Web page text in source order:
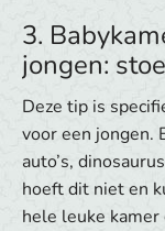
3.
jongen:
Deze tip is
voor een jongen.
auto’s,
hoeft dit niet en
hele leuke